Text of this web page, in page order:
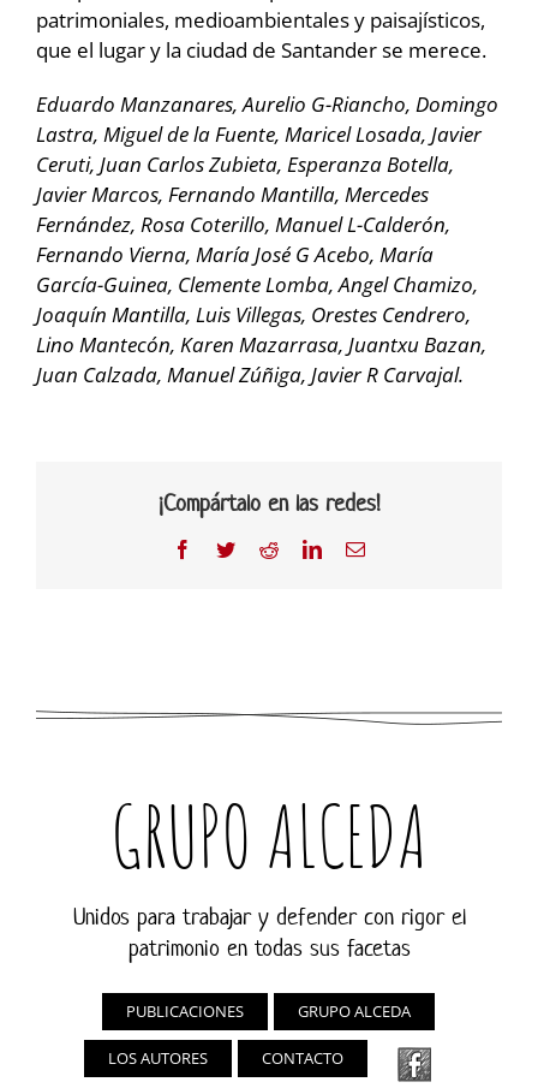
patrimoniales, medioambientales y paisajísticos,
que el lugar y la ciudad de Santander se merece.
Eduardo Manzanares, Aurelio G-Riancho, Domingo
Lastra, Miguel de la Fuente, Maricel Losada, Javier
Ceruti, Juan Carlos Zubieta, Esperanza Botella,
Javier Marcos, Fernando Mantilla, Mercedes
Fernández, Rosa Coterillo, Manuel L-Calderón,
Fernando Vierna, María José G Acebo, María
García-Guinea, Clemente Lomba, Angel Chamizo,
Joaquín Mantilla, Luis Villegas, Orestes Cendrero,
Lino Mantecón, Karen Mazarrasa, Juantxu Bazan,
Juan Calzada, Manuel Zúñiga, Javier R Carvajal.
¡Compártalo en las redes!
Facebook
TwitterRedditLinkedInCorreo
GRUPO ALCEDA
Unidos para trabajar y defender con rigor el
patrimonio en todas sus facetas
PUBLICACIONES GRUPO ALCEDA
LOS AUTORES CONTACTO